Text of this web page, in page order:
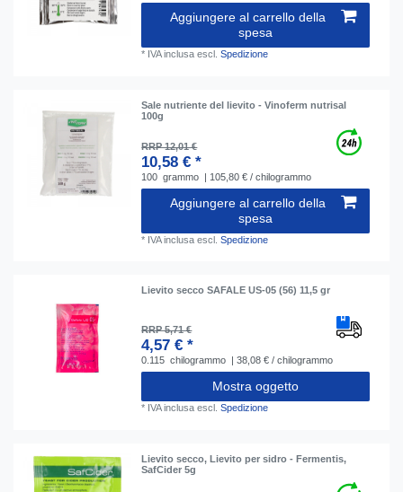
Aggiungere al carrello della
spesa
* IVA inclusa escl.Spedizione
Sale nutriente del lievito - Vinoferm nutrisal
100g
RRP 12,01 €
10,58 € *
100 grammo | 105,80 € / chilogrammo
Aggiungere al carrello della
spesa
* IVA inclusa escl.Spedizione
Lievito secco SAFALE US-05 (56) 11,5 gr
RRP 5,71 €
4,57 € *
0.115 chilogrammo | 38,08 € / chilogrammo
Mostra oggetto
* IVA inclusa escl.Spedizione
Lievito secco, Lievito per sidro - Fermentis,
SafCider 5g